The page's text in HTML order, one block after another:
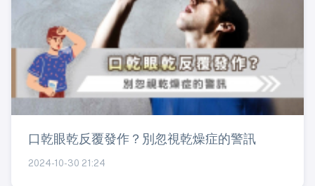
口乾眼乾反覆發作？別忽視乾燥症的警訊
2024-10-30 21:24